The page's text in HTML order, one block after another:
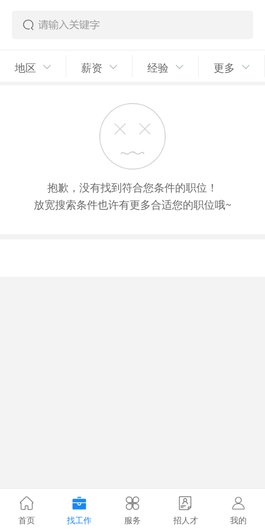
地区 薪资 经验 更多
抱歉，没有找到符合您条件的职位！
放宽搜索条件也许有更多合适您的职位哦~
首页 找工作 服务 招人才 我的